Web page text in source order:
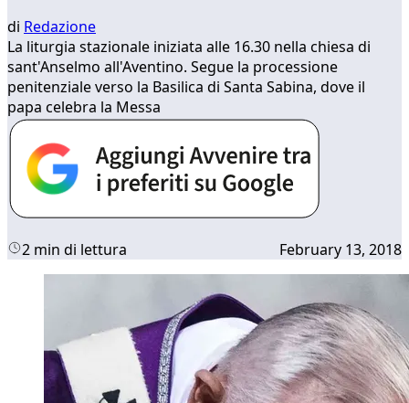
di Redazione
La liturgia stazionale iniziata alle 16.30 nella chiesa di
sant'Anselmo all'Aventino. Segue la processione
penitenziale verso la Basilica di Santa Sabina, dove il
papa celebra la Messa
2 min di lettura February 13, 2018